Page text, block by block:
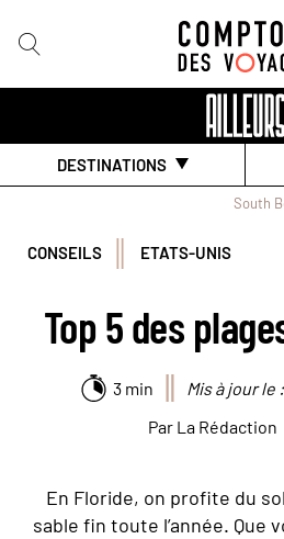
DESTINATIONS
South
CONSEILS ETATS-UNIS
Top 5 des
3 min
Mis à jour le
Par La Rédaction
En Floride, on profite du
sable fin toute l’année. Que